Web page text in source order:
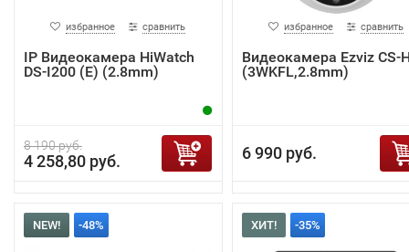
избранное сравнить
IP Видеокамера HiWatch
DS-I200 (E) (2.8mm)
8 190 руб.
4 258,80 руб.
избранное сравнить
Видеокамера Ezviz CS-
(3WKFL,2.8mm)
6 990 руб.
NEW! -48% ХИТ! -35%